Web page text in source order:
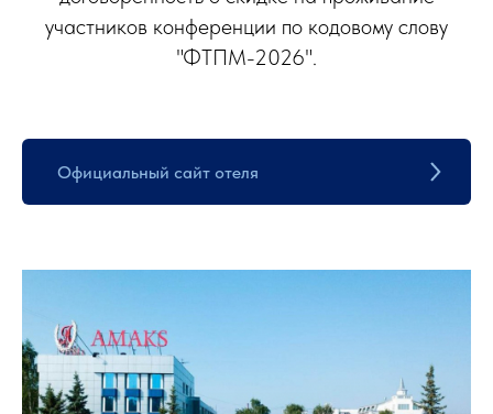
участников конференции по кодовому слову
"ФТПМ-2026".
Официальный сайт отеля